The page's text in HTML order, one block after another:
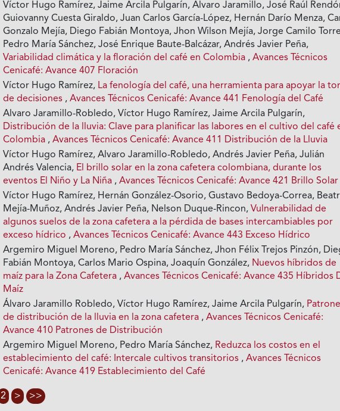
Víctor Hugo Ramírez, Jaime Arcila Pulgarín, Alvaro Jaramillo, José Raúl
Guiovanny Cuesta Giraldo, Juan Carlos García-López, Hernán Darío Menza,
Gonzalo Mejía, Diego Fabián Montoya, Jhon Wilson Mejía, Jorge Camilo
Pedro María Sánchez, José Enrique Baute-Balcázar, Andrés Javier Peña,
Variabilidad climática y la floración del café en Colombia ,Avances Técnicos
Cenicafé: Avance 407 Floración
Víctor Hugo Ramírez, La fenología del café, una herramienta para apoyar la
de decisiones ,Avances Técnicos Cenicafé: Avance 441 Fenología del Café
Alvaro Jaramillo-Robledo, Víctor Hugo Ramírez, Jaime Arcila Pulgarín,
Distribución de la lluvia: Clave para planificar las labores en el cultivo del café
Colombia ,Avances Técnicos Cenicafé: Avance 411 Distribución de la Lluvia
Víctor Hugo Ramírez, Alvaro Jaramillo-Robledo, Andrés Javier Peña, Julián
Andrés Valencia, El brillo solar en la zona cafetera colombiana, durante los
eventos El Niño y La Niña ,Avances Técnicos Cenicafé: Avance 421 Brillo Solar
Víctor Hugo Ramírez, Hernán González-Osorio, Gustavo Bedoya-Correa,
Mejía-Muñoz, Andrés Javier Peña, Nelson Duque-Rincon,Vulnerabilidad de
algunos suelos de la zona cafetera a la pérdida de bases intercambiables por
exceso hídrico ,Avances Técnicos Cenicafé: Avance 443 Exceso Hídrico
Argemiro Miguel Moreno, Pedro María Sánchez, Jhon Félix Trejos Pinzón,
Fabián Montoya, Carlos Mario Ospina, Joaquín González, Nuevos híbridos de
maíz para la Zona Cafetera ,Avances Técnicos Cenicafé: Avance 435 Híbridos
Maíz
Álvaro Jaramillo Robledo, Víctor Hugo Ramírez, Jaime Arcila Pulgarín,
de distribución de la lluvia en la zona cafetera ,Avances Técnicos Cenicafé:
Avance 410 Patrones de Distribución
Argemiro Miguel Moreno, Pedro María Sánchez, Reduzca los costos en el
establecimiento del café: Intercale cultivos transitorios ,Avances Técnicos
Cenicafé: Avance 419 Establecimiento del Café
2 > >>